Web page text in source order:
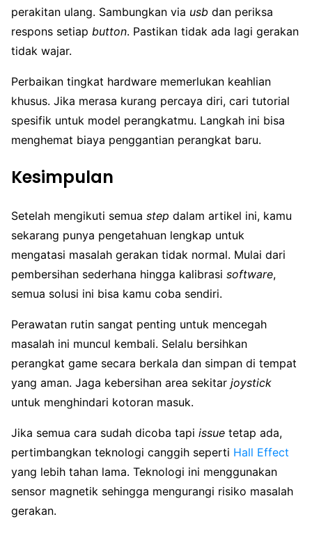
perakitan ulang. Sambungkan via usb dan periksa
respons setiap button. Pastikan tidak ada lagi gerakan
tidak wajar.
Perbaikan tingkat hardware memerlukan keahlian
khusus. Jika merasa kurang percaya diri, cari tutorial
spesifik untuk model perangkatmu. Langkah ini bisa
menghemat biaya penggantian perangkat baru.
Kesimpulan
Setelah mengikuti semua step dalam artikel ini, kamu
sekarang punya pengetahuan lengkap untuk
mengatasi masalah gerakan tidak normal. Mulai dari
pembersihan sederhana hingga kalibrasi software,
semua solusi ini bisa kamu coba sendiri.
Perawatan rutin sangat penting untuk mencegah
masalah ini muncul kembali. Selalu bersihkan
perangkat game secara berkala dan simpan di tempat
yang aman. Jaga kebersihan area sekitar joystick
untuk menghindari kotoran masuk.
Jika semua cara sudah dicoba tapi issue tetap ada,
pertimbangkan teknologi canggih seperti Hall Effect
yang lebih tahan lama. Teknologi ini menggunakan
sensor magnetik sehingga mengurangi risiko masalah
gerakan.